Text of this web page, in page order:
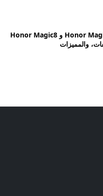
مراجعة شاملة لـ Honor Magic8 و Honor Magic8